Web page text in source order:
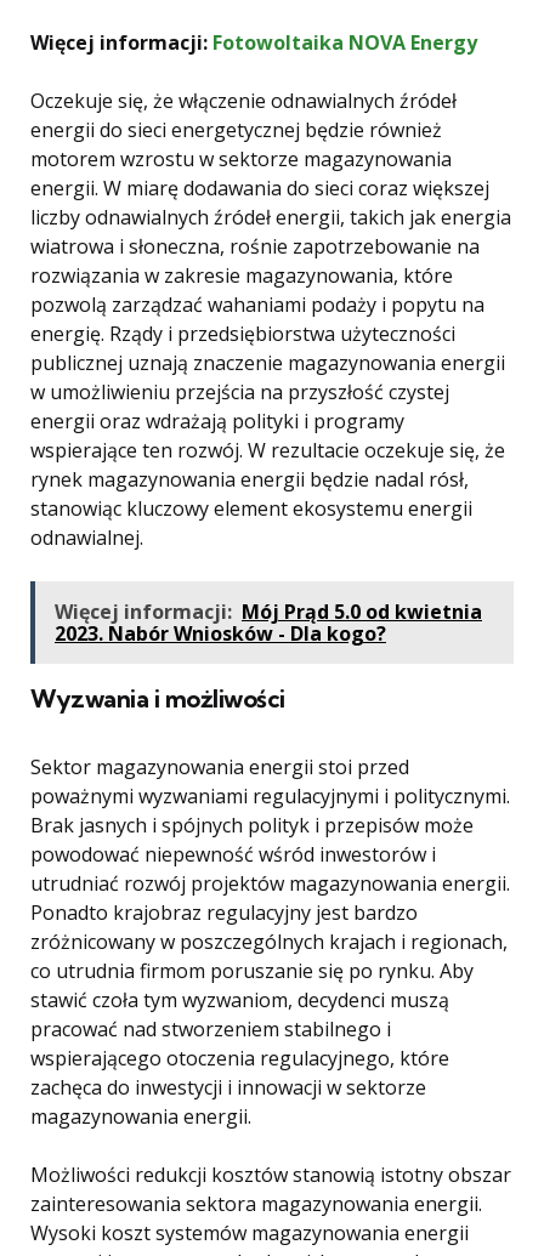
Więcej informacji: Fotowoltaika NOVA Energy
Oczekuje się, że włączenie odnawialnych źródeł
energii do sieci energetycznej będzie również
motorem wzrostu w sektorze magazynowania
energii. W miarę dodawania do sieci coraz większej
liczby odnawialnych źródeł energii, takich jak energia
wiatrowa i słoneczna, rośnie zapotrzebowanie na
rozwiązania w zakresie magazynowania, które
pozwolą zarządzać wahaniami podaży i popytu na
energię. Rządy i przedsiębiorstwa użyteczności
publicznej uznają znaczenie magazynowania energii
w umożliwieniu przejścia na przyszłość czystej
energii oraz wdrażają polityki i programy
wspierające ten rozwój. W rezultacie oczekuje się, że
rynek magazynowania energii będzie nadal rósł,
stanowiąc kluczowy element ekosystemu energii
odnawialnej.
Więcej informacji: Mój Prąd 5.0 od kwietnia
2023. Nabór Wniosków - Dla kogo?
Wyzwania i możliwości
Sektor magazynowania energii stoi przed
poważnymi wyzwaniami regulacyjnymi i politycznymi.
Brak jasnych i spójnych polityk i przepisów może
powodować niepewność wśród inwestorów i
utrudniać rozwój projektów magazynowania energii.
Ponadto krajobraz regulacyjny jest bardzo
zróżnicowany w poszczególnych krajach i regionach,
co utrudnia firmom poruszanie się po rynku. Aby
stawić czoła tym wyzwaniom, decydenci muszą
pracować nad stworzeniem stabilnego i
wspierającego otoczenia regulacyjnego, które
zachęca do inwestycji i innowacji w sektorze
magazynowania energii.
Możliwości redukcji kosztów stanowią istotny obszar
zainteresowania sektora magazynowania energii.
Wysoki koszt systemów magazynowania energii